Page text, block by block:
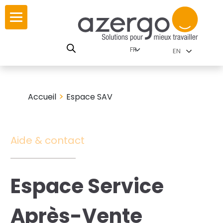
Skip
content
travail
familles
EN
Accueil> Espace SAV
Aide & contact
Espace Service
Après-Vente